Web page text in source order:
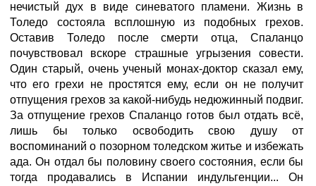
нечистый дух в виде синеватого пламени. Жизнь в
Толедо состояла всплошную из подобных грехов.
Оставив Толедо после смерти отца, Спаланцо
почувствовал вскоре страшные угрызения совести.
Один старый, очень ученый монах-доктор сказал ему,
что его грехи не простятся ему, если он не получит
отпущения грехов за какой-нибудь недюжинный подвиг.
За отпущение грехов Спаланцо готов был отдать всё,
лишь бы только освободить свою душу от
воспоминаний о позорном толедском житье и избежать
ада. Он отдал бы половину своего состояния, если бы
тогда продавались в Испании индульгенции... Он